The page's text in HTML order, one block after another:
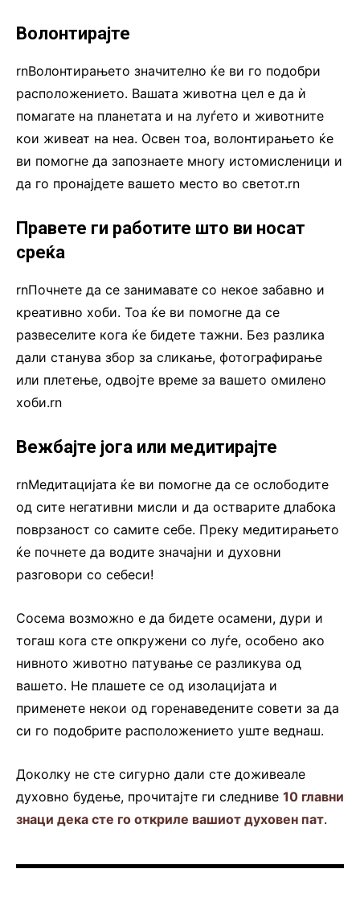
Волонтирајте
rnВолонтирањето значително ќе ви го подобри
расположението. Вашата животна цел е да ѝ
помагате на планетата и на луѓето и животните
кои живеат на неа. Освен тоа, волонтирањето ќе
ви помогне да запознаете многу истомисленици и
да го пронајдете вашето место во светот.rn
Правете ги работите што ви носат
среќа
rnПочнете да се занимавате со некое забавно и
креативно хоби. Тоа ќе ви помогне да се
развеселите кога ќе бидете тажни. Без разлика
дали станува збор за сликање, фотографирање
или плетење, одвојте време за вашето омилено
хоби.rn
Вежбајте јога или медитирајте
rnМедитацијата ќе ви помогне да се ослободите
од сите негативни мисли и да остварите длабока
поврзаност со самите себе. Преку медитирањето
ќе почнете да водите значајни и духовни
разговори со себеси!
Сосема возможно е да бидете осамени, дури и
тогаш кога сте опкружени со луѓе, особено ако
нивното животно патување се разликува од
вашето. Не плашете се од изолацијата и
применете некои од горенаведените совети за да
си го подобрите расположението уште веднаш.
Доколку не сте сигурно дали сте доживеале
духовно будење, прочитајте ги следниве 10 главни
знаци дека сте го откриле вашиот духовен пат.